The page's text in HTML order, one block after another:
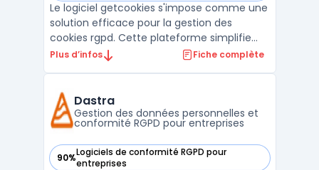
Le logiciel getcookies s'impose comme une
solution efficace pour la gestion des
cookies rgpd. Cette plateforme simplifie
l'intégration d'une bannière cookies sur tout
garantit un contrôle des données
personnelles par les v ...
Plus d’infos Fiche complète
Dastra
Gestion des données personnelles et
conformité RGPD pour entreprises
90%Logiciels de conformité RGPD pour
entreprises
— voir Dastra dans cette catégorie